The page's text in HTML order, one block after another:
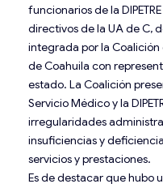
funcionarios de la
directivos de la UA de C,
integrada por la Coalición
de Coahuila con
estado. La Coalición
Servicio Médico y la
irregularidades
insuficiencias y
servicios y prestaciones.
Es de destacar que hubo